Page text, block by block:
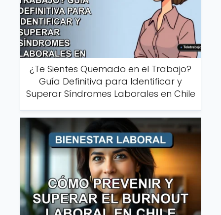
¿Te Sientes Quemado en el Trabajo?
Guía Definitiva para Identificar y
Superar Síndromes Laborales en Chile